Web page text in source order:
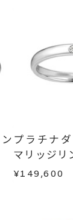
幅 約1.7mm
(マリッジリ
イドストー
お入れしない
1ヶ月半
のお客さま
絡ください。
や汚れが発
以上経過し
プラチナ
マリッジリ
¥149,600